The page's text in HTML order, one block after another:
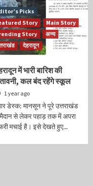
Picks
Story
Main Story
Story
अन्य
देहरादून
में भारी बारिश की
कल बंद रहेंगे स्कूल
1 year ago
डेस्क: मानसून ने पूरे उत्तराखंड
से लेकर पहाड़ तक में अपरा
मचाई है। इसे देखते हुए...